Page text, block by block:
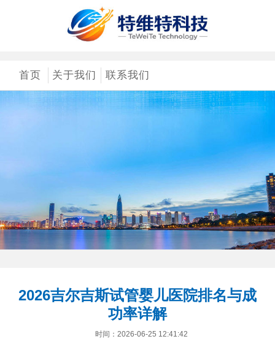
首页 关于我们 联系我们
2026吉尔吉斯试管婴儿医院排名与成
功率详解
时间：2026-06-25 12:41:42